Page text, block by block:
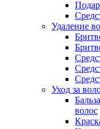
Удаление
Уход за
волос